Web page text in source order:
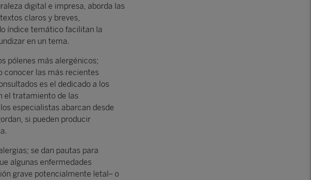
digital e impresa, aborda las
claros y breves,
índice temático facilitan la
en un tema.
pólenes más alergénicos;
conocer las más recientes
es el dedicado a los
el tratamiento de las
especialistas abarcan desde
si pueden producir
se dan pautas para
algunas enfermedades
grave potencialmente letal– o